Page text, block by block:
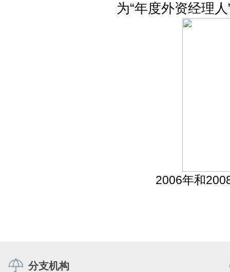
为“年度外资经理人
2006年和
分支机构